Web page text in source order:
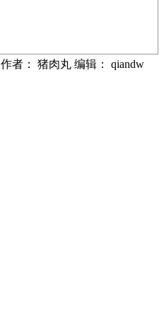
作者： 猪肉丸 编辑： qiandw